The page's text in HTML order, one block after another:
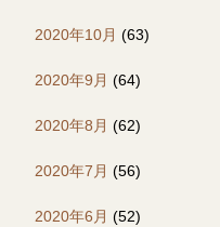
2020年10月 (63)
2020年9月 (64)
2020年8月 (62)
2020年7月 (56)
2020年6月 (52)